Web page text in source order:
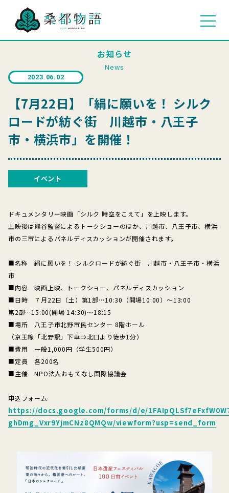
お知らせ
News
2023.06.02
【7月22日】「絹に願いを！ シルク
ロードが紡ぐ街 川越市・八王子
市・横浜市」を開催！
イベント
ドキュメンタリー映画「シルク 時空をこえて」を上映します。
上映後は熊谷監督によるトークショーのほか、川越市、八王子市、横浜
市の三市によるパネルディスカッションが開催されます。
■名称 絹に願いを！ シルクロードが紡ぐ街 川越市・八王子市・横浜
市
■内容 映画上映、トークショー、パネルディスカッション
■日時 ７月22日（土）第1部…10:30（開場10:00）～13:00
第2部…15:00(開場 14:30)～18:15
■場所 八王子市北野市民センター 8階ホール
（京王線「北野駅」下車⇒北口より徒歩1分）
■費用 一般1,000円（学生500円）
■定員 各200名
■主催 NPO法人おもてなし国際協議会
申込フォーム
https://docs.google.com/forms/d/e/
ghDmg_Vxr9YjmCNz8QMQw/viewform?usp=send_form